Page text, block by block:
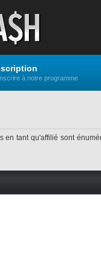
à notre programme
tant qu'affilié sont